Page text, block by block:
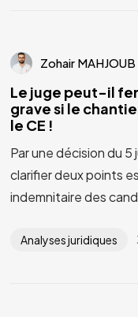
Zohair MAHJOUB
Le juge peut-il
grave si le
le CE !
Par une décision du
clarifier deux points
indemnitaire des
Analyses juridiques